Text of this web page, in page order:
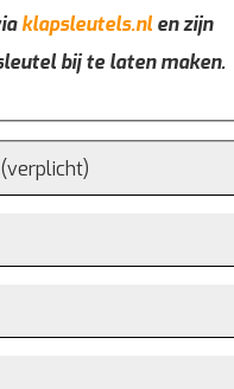
klapsleutels.nlen zijn
bij te laten maken.